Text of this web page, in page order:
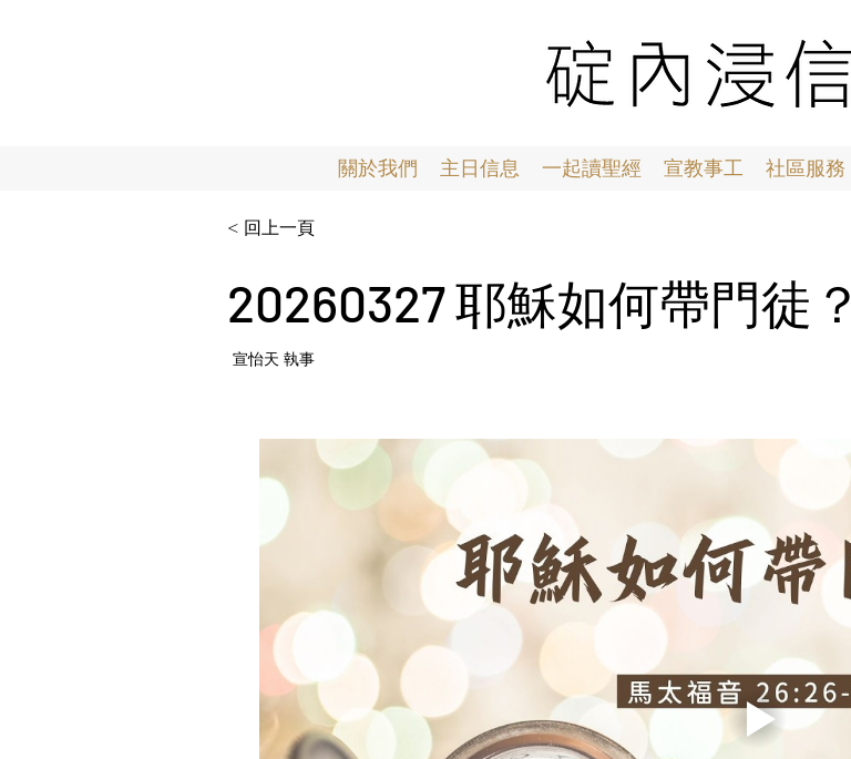
關於我們 主日信息 一起讀聖經 宣教事工 社區服務
< 回上一頁
20260327 耶穌如何帶門徒？
宣怡天 執事